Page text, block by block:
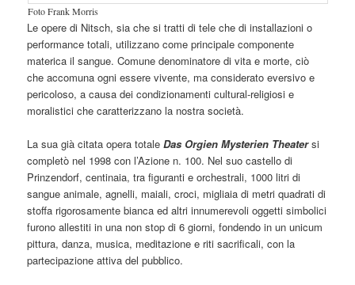
Foto Frank Morris
Le opere di Nitsch, sia che si tratti di tele che di installazioni o
performance totali, utilizzano come principale componente
materica il sangue. Comune denominatore di vita e morte, ciò
che accomuna ogni essere vivente, ma considerato eversivo e
pericoloso, a causa dei condizionamenti cultural-religiosi e
moralistici che caratterizzano la nostra società.
La sua già citata opera totaleDas Orgien Mysterien Theatersi
completò nel 1998 con l’Azione n. 100. Nel suo castello di
Prinzendorf, centinaia, tra figuranti e orchestrali, 1000 litri di
sangue animale, agnelli, maiali, croci, migliaia di metri quadrati di
stoffa rigorosamente bianca ed altri innumerevoli oggetti simbolici
furono allestiti in una non stop di 6 giorni, fondendo in un unicum
pittura, danza, musica, meditazione e riti sacrificali, con la
partecipazione attiva del pubblico.